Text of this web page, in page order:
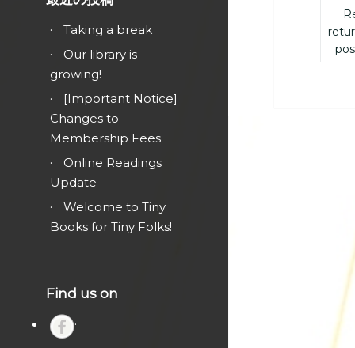
Taking a break
Our library is
growing!
[Important Notice]
Changes to
Membership Fees
Online Readings
Update
Welcome to Tiny
Books for Tiny Folks!
Find us on